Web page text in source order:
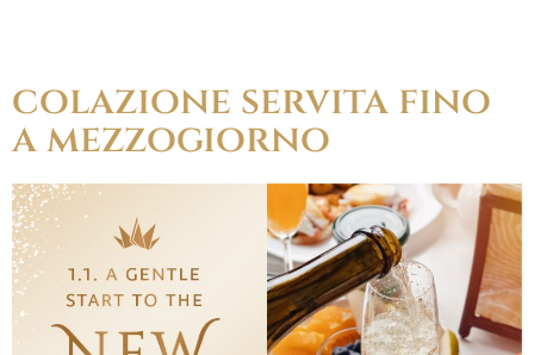
colazione servita fino
a mezzogiorno